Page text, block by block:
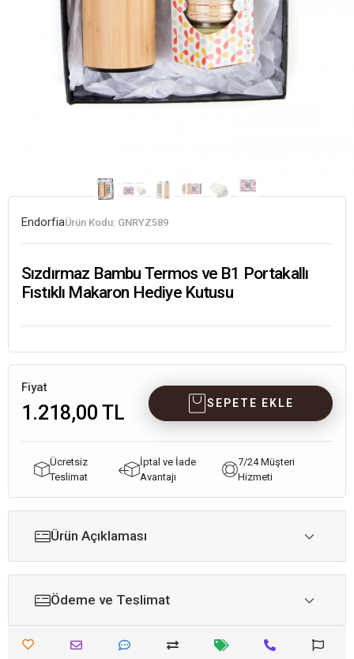
EndorfiaÜrün Kodu: GNRYZ589
Sızdırmaz Bambu Termos ve B1 Portakallı
Fıstıklı Makaron Hediye Kutusu
Fiyat
1.218,00 TL SEPETE EKLE
Ücretsiz
Teslimat
İptal ve İade
Avantajı
7/24 Müşteri
Hizmeti
Ürün Açıklaması
Ödeme ve Teslimat